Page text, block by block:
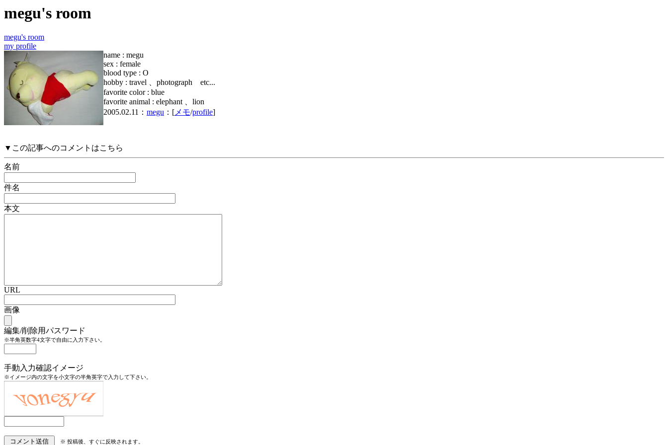
megu's room
megu's room
my profile
name : megu
sex : female
blood type : O
hobby : travel 、photograph etc...
favorite color : blue
favorite animal : elephant 、lion
2005.02.11： megu ：[メモ/profile]
▼この記事へのコメントはこちら
名前
件名
本文
URL
画像
編集/削除用パスワード
※半角英数字4文字で自由に入力下さい。
手動入力確認イメージ
※イメージ内の文字を小文字の半角英字で入力して下さい。
※ 投稿後、すぐに反映されます。